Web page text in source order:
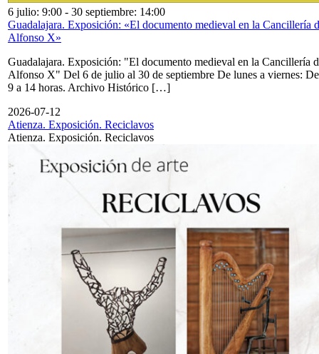
6 julio: 9:00 - 30 septiembre: 14:00
Guadalajara. Exposición: «El documento medieval en la Cancillería
Alfonso X»
Guadalajara. Exposición: "El documento medieval en la Cancillería
Alfonso X" Del 6 de julio al 30 de septiembre De lunes a viernes: De
9 a 14 horas. Archivo Histórico […]
2026-07-12
Atienza. Exposición. Reciclavos
Atienza. Exposición. Reciclavos